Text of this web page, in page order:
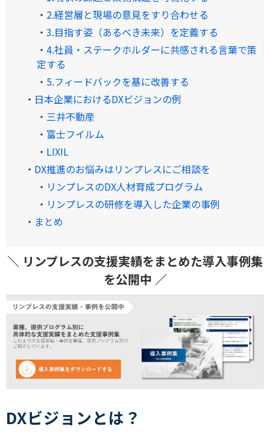
・ 2.経営層と現場の意見をすり合わせる
・ 3.目指す姿（あるべき未来）を定義する
・ 4.社員・ステークホルダーに共感される言葉で策
定する
・ 5.フィードバックを基に改善する
・ 日本企業におけるDXビジョンの例
・ 三井不動産
・ 富士フイルム
・ LIXIL
・ DX推進のお悩みはリンプレスにご相談を
・ リンプレスのDX人材育成プログラム
・ リンプレスの研修を導入した企業の事例
・ まとめ
＼ リンプレスの支援実績をまとめた導入事例集
を公開中 ／
DXビジョンとは？